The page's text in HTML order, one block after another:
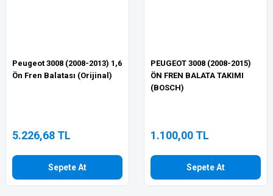
Peugeot 3008 (2008-2013) 1,6
Ön Fren Balatası (Orijinal)
5.226,68 TL
Sepete At
PEUGEOT 3008 (2008-2015)
ÖN FREN BALATA TAKIMI
(BOSCH)
1.100,00 TL
Sepete At